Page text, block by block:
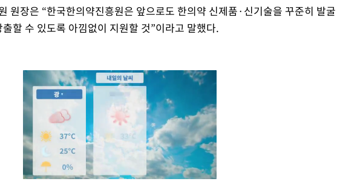
원장은 “한국한의약진흥원은 앞으로도 한의약 신제품·신기술을 꾸준히 발굴
할 수 있도록 아낌없이 지원할 것”이라고 말했다.